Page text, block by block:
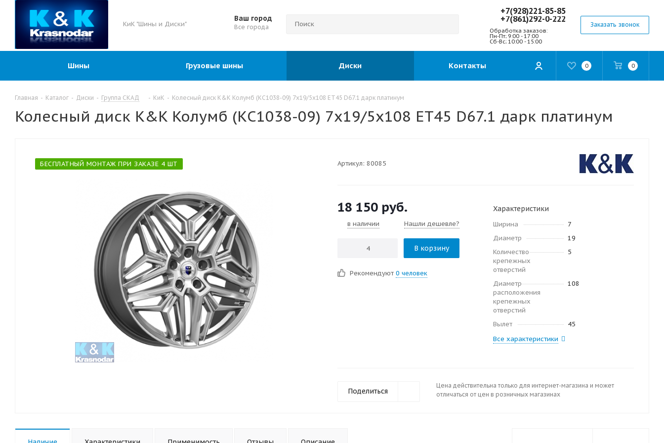
КиК "Шины и Диски"
Ваш город
Все города
+7(928)221-85-85
+7(861)292-0-222
Обработка заказов:
Пн-Пт; 9:00 - 17:00
Сб-Вс; 10:00 - 15:00
Заказать звонок
0 0
Шины Грузовые шины Диски Контакты
Главная - Каталог - Диски - Группа СКАД - КиК - Колесный диск K&K Колумб (КС1038-09) 7x19/5x108 ET45 D67.1 дарк платинум
Колесный диск K&K Колумб (КС1038-09) 7x19/5x108 ET45 D67.1 дарк платинум
БЕСПЛАТНЫЙ МОНТАЖ ПРИ ЗАКАЗЕ 4 ШТ Артикул: 80085
18 150 руб.
в наличии Нашли дешевле?
В корзину
Рекомендуют 0 человек
Характеристики
Ширина
7
Диаметр
19
Количество
крепежных
отверстий
5
Диаметр
расположения
крепежных
отверстий
108
Вылет
45
Все характеристики
Поделиться
Цена действительна только для интернет-магазина и может
отличаться от цен в розничных магазинах